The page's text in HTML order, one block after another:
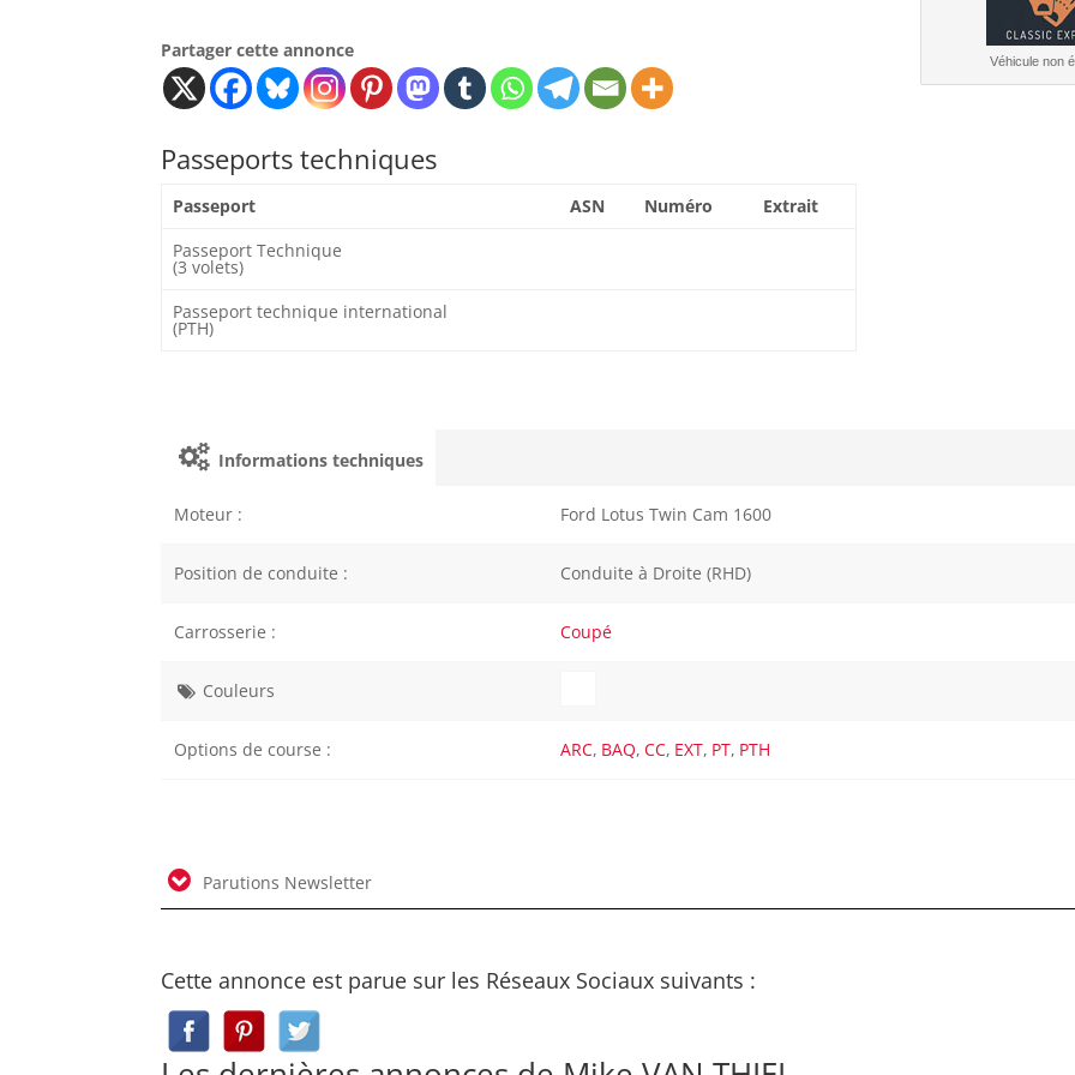
Partager cette annonce
Passeports techniques
Passeport ASN Numéro
Extrait
Passeport Technique
(3 volets)
Passeport technique international
(PTH)
Véhicule non
Informations techniques
Moteur : Ford Lotus Twin Cam 1600
Position de conduite : Conduite à Droite (RHD)
Carrosserie : Coupé
Couleurs
Options de course : ARC, BAQ, CC, EXT, PT, PTH
Parutions Newsletter
Cette annonce est parue sur les Réseaux Sociaux suivants :